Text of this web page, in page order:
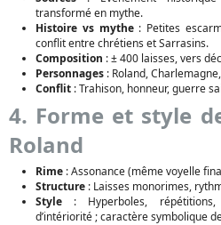
transformé en mythe.
Histoire vs mythe: Petites
conflit entre chrétiens et Sarrasins.
Composition : ± 400 laisses, vers
Personnages : Roland,
Conflit : Trahison, honneur, guerre
4. Forme et style
Roland
Rime : Assonance (même voyelle
Structure : Laisses monorimes,
Style : Hyperboles,
d’intériorité ; caractère symbolique